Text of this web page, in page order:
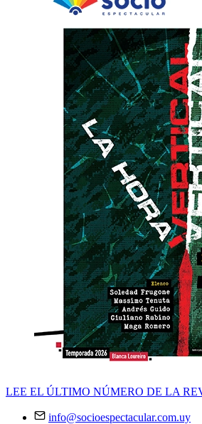
LEE EL ÚLTIMO NÚMERO DE LA
info@socioespectacular.com.uy